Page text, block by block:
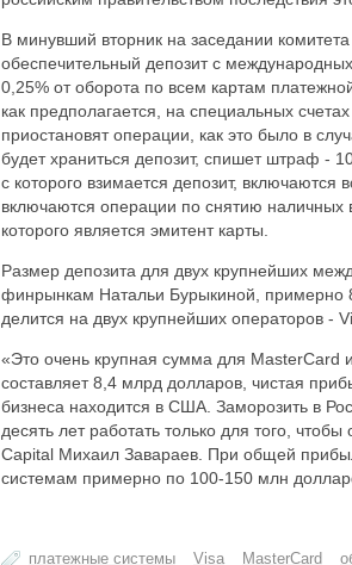
В минувший вторник на заседании
обеспечительный депозит с
0,25% от оборота по всем картам
как предполагается, на специальных
приостановят операции, как это было в
будет храниться депозит, спишет штраф -
с которого взимается депозит, включаются
включаются операции по снятию наличных
которого является эмитент карты.
Размер депозита для двух крупнейших
финрынкам Натальи Бурыкиной, примерно
делится на двух крупнейших операторов -
«Это очень крупная сумма для MasterСard
составляет 8,4 млрд долларов, чистая
бизнеса находится в США. Заморозить в
десять лет работать только для того,
Capital Михаил Завараев. При общей
системам примерно по 100-150 млн
платежные системы Visa MasterСard